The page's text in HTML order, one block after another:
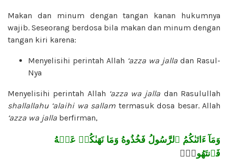
Makan dan minum dengan tangan kanan hukumnya
wajib. Seseorang berdosa bila makan dan minum dengan
tangan kiri karena:
Menyelisihi perintah Allah ‘azza wa jalla dan Rasul-
Nya
Menyelisihi perintah Allah ‘azza wa jalla dan Rasulullah
shallallahu ‘alaihi wa sallam termasuk dosa besar. Allah
‘azza wa jalla berfirman,
وَمَآ ءَاتَىٰكُمُ ٱلرَّسُولُ فَخُذُوهُ وَمَا نَهَىٰكُمۡ عَنۡهُ
فَٱنتَهُواْۚ